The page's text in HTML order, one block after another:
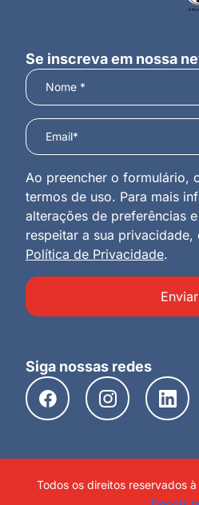
Se inscreva em nossa
Ao preencher o formulário,
termos de uso. Para mais
alterações de preferências
respeitar a sua privacidade,
Política de Privacidade.
Enviar
Siga nossas redes
Todos os direitos reservados